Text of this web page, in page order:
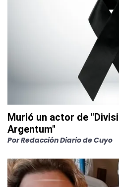
Murió un actor de
Argentum"
PorRedacción Diario de Cuyo